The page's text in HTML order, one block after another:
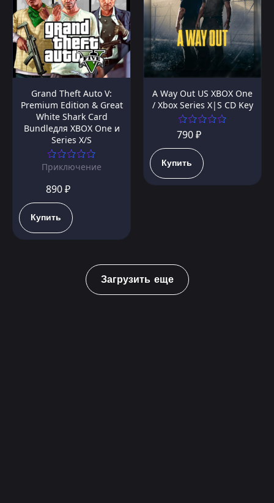
Grand Theft Auto V:
Premium Edition & Great
White Shark Card
Bundleдля XBOX One и
Series X/S
Приключение
890 ₽
Купить
A Way Out US XBOX One
/ Xbox Series X|S CD Key
790 ₽
Купить
Загрузить еще